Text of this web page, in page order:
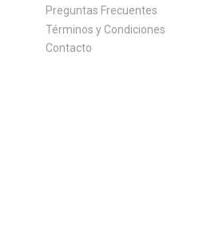
Preguntas Frecuentes
Términos y Condiciones
Contacto